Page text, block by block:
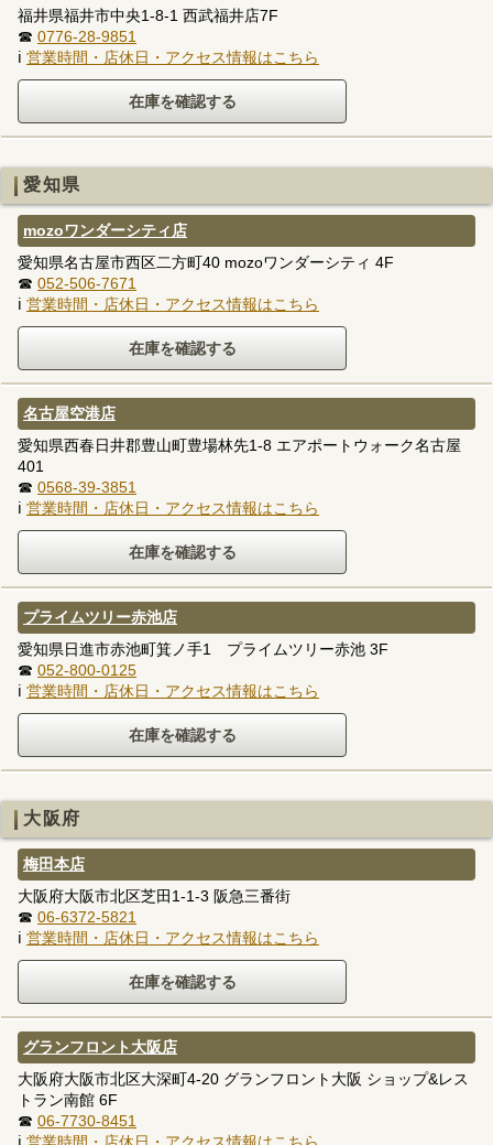
福井県福井市中央1-8-1 西武福井店7F
☎ 0776-28-9851
ℹ 営業時間・店休日・アクセス情報はこちら
愛知県
mozoワンダーシティ店
愛知県名古屋市西区二方町40 mozoワンダーシティ 4F
☎ 052-506-7671
ℹ 営業時間・店休日・アクセス情報はこちら
名古屋空港店
愛知県西春日井郡豊山町豊場林先1-8 エアポートウォーク名古屋
401
☎ 0568-39-3851
ℹ 営業時間・店休日・アクセス情報はこちら
プライムツリー赤池店
愛知県日進市赤池町箕ノ手1 プライムツリー赤池 3F
☎ 052-800-0125
ℹ 営業時間・店休日・アクセス情報はこちら
大阪府
梅田本店
大阪府大阪市北区芝田1-1-3 阪急三番街
☎ 06-6372-5821
ℹ 営業時間・店休日・アクセス情報はこちら
グランフロント大阪店
大阪府大阪市北区大深町4-20 グランフロント大阪 ショップ&レス
トラン南館 6F
☎ 06-7730-8451